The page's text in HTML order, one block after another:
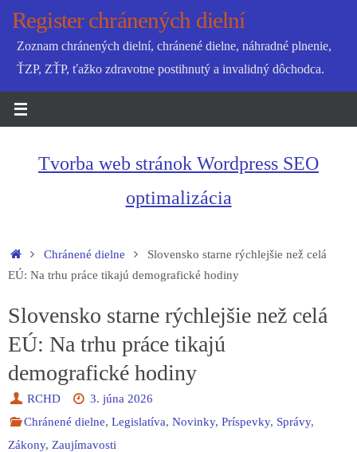
SkipRegister chránených dielní
Zoznam chránených dielní, chránené dielne, náhradné plnenie,
ŤZP, ZŤP, ťažko zdravotne postihnutý a invalidný dôchodca.
Tvorba web stránok Wordpress SEO
optimalizácia
HomeChránené dielne
Slovensko starne rýchlejšie než celá
EÚ: Na trhu práce tikajú demografické hodiny
Slovensko starne rýchlejšie než celá
EÚ: Na trhu práce tikajú
demografické hodiny
RCHD
3. júna 2026
Chránené dielne,Legislatíva,Novinky,Príspevky, Správy,
Zákony, Zaujímavosti